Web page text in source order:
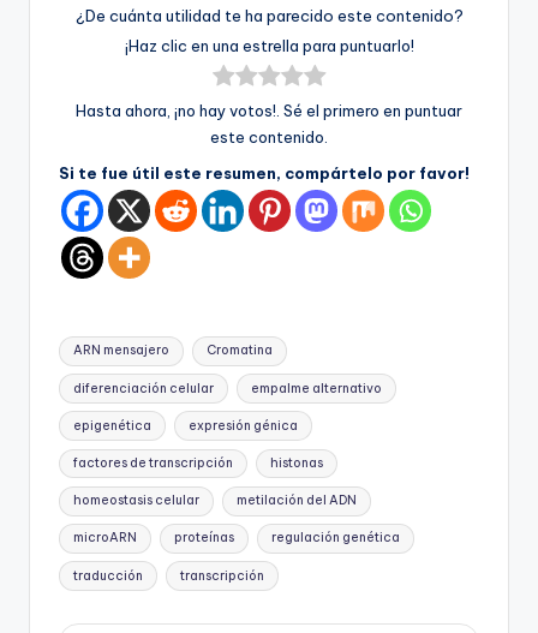
¿De cuánta utilidad te ha parecido este contenido?
¡Haz clic en una estrella para puntuarlo!
Hasta ahora, ¡no hay votos!. Sé el primero en puntuar
este contenido.
Si te fue útil este resumen, compártelo por favor!
Etiquetas:
ARN mensajero Cromatina
diferenciación celular empalme alternativo
epigenética expresión génica
factores de transcripción histonas
homeostasis celular metilación del ADN
microARN proteínas regulación genética
traducción transcripción